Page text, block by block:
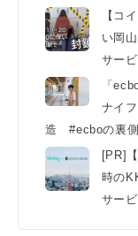
【コ
い岡
サー
「
ナイ
造 #ecboの裏側
[PR]
時の
サー